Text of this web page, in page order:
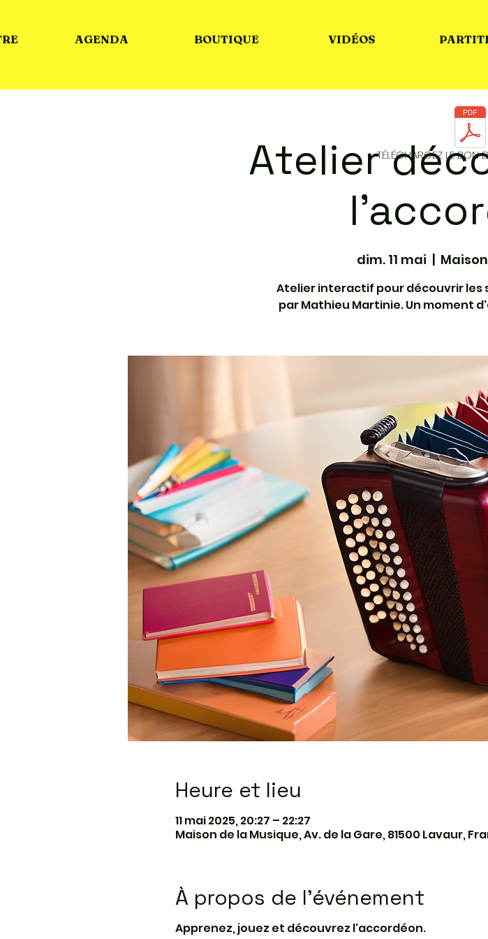
AGENDA BOUTIQUE VIDÉOS
Atelier
dim. 11 mai
  |
Atelier interactif pour découvrir les
par Mathieu Martinie. Un moment
Heure et lieu
11 mai 2025, 20:27 – 22:27
Maison de la Musique, Av. de la Gare, 81500 Lavaur,
À propos de l'événement
Apprenez, jouez et découvrez l'accordéon.
TÉLÉCHARGEZ LE BON